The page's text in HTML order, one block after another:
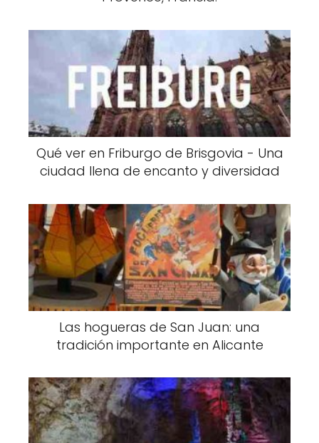
Qué ver en Friburgo de Brisgovia - Una
ciudad llena de encanto y diversidad
Las hogueras de San Juan: una
tradición importante en Alicante